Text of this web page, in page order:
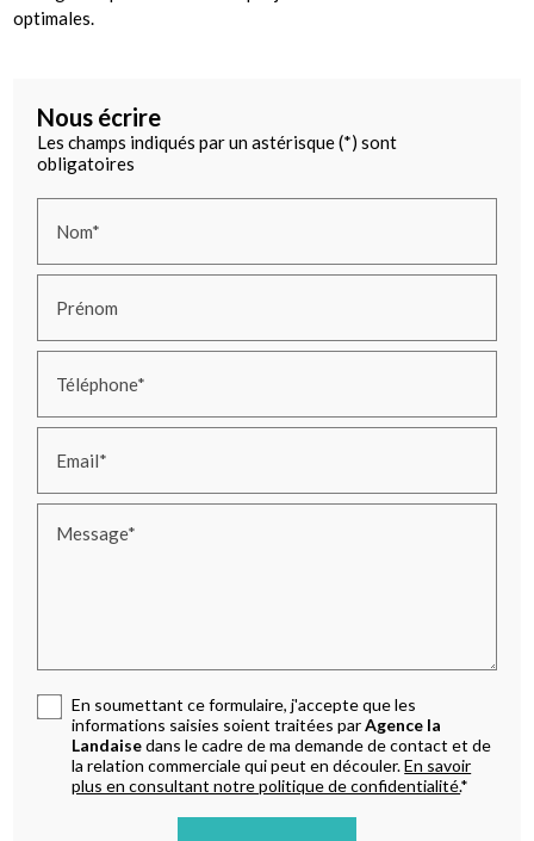
optimales.
Nous écrire
Les champs indiqués par un astérisque (*) sont
obligatoires
Nom*
Prénom
Téléphone*
Email*
Message*
En soumettant ce formulaire, j'accepte que les
informations saisies soient traitées parAgence la
Landaisedans le cadre de ma demande de contact et de
la relation commerciale qui peut en découler.En savoir
plus en consultant notre politique de confidentialité.*